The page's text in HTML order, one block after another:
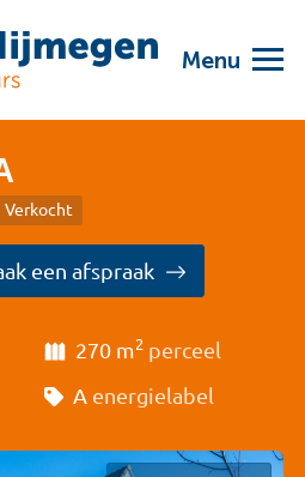
Menu
Verkocht
een afspraak
270 m2 perceel
A energielabel